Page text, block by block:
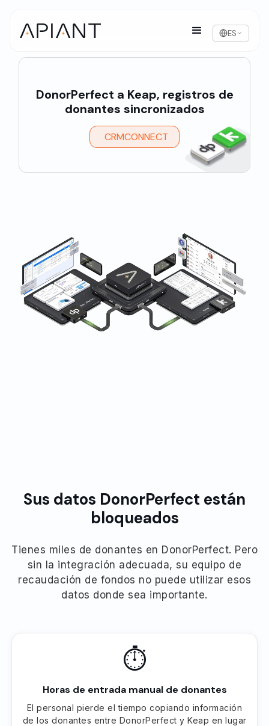
ES
DonorPerfect a Keap, registros de
donantes sincronizados
CRMCONNECT
Sus datos DonorPerfect están
bloqueados
Tienes miles de donantes en DonorPerfect. Pero
sin la integración adecuada, su equipo de
recaudación de fondos no puede utilizar esos
datos donde sea importante.
⏱
Horas de entrada manual de donantes
El personal pierde el tiempo copiando información
de los donantes entre DonorPerfect y Keap en lugar